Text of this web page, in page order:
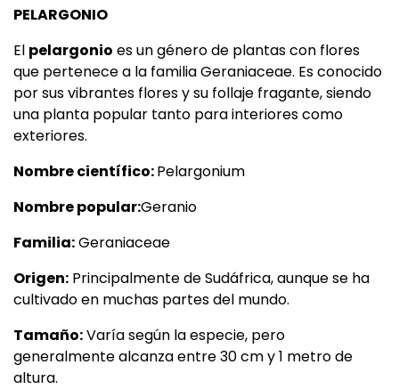
PELARGONIO
El pelargonio es un género de plantas con flores
que pertenece a la familiaGeraniaceae. Es conocido
por sus vibrantes flores y su follaje fragante, siendo
una planta popular tanto para interiores como
exteriores.
Nombre científico:Pelargonium
Nombre popular:Geranio
Familia:Geraniaceae
Origen: Principalmente deSudáfrica, aunque se ha
cultivado en muchas partes del mundo.
Tamaño:Varía según la especie, pero
generalmente alcanza entre 30 cm y 1 metro de
altura.